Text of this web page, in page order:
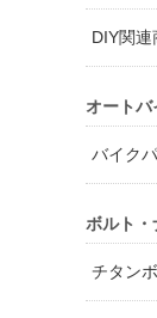
DIY関連
オートバ
バイク
ボルト
チタン